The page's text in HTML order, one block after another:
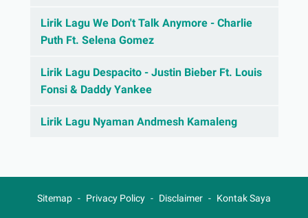
Lirik Lagu We Don't Talk Anymore - Charlie
Puth Ft. Selena Gomez
Lirik Lagu Despacito - Justin Bieber Ft. Louis
Fonsi & Daddy Yankee
Lirik Lagu Nyaman Andmesh Kamaleng
Sitemap Privacy Policy Disclaimer Kontak Saya